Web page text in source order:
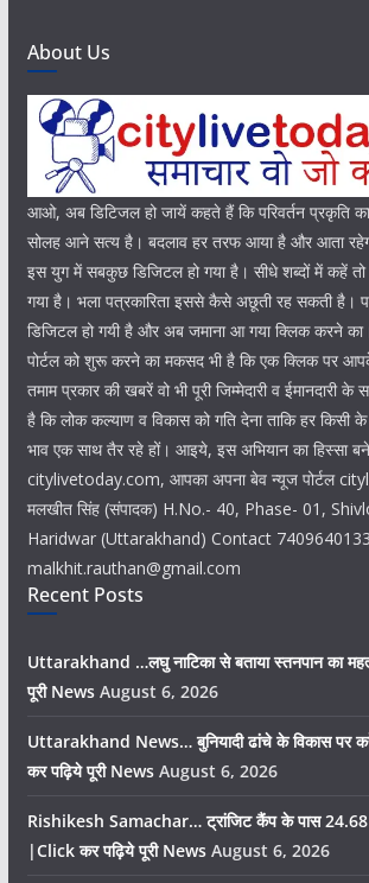
About Us
आओ, अब डिटिजल हो जायें कहते हैं कि परिवर्तन प्रकृति
सोलह आने सत्य है। बदलाव हर तरफ आया है और आता
इस युग में सबकुछ डिजिटल हो गया है। सीधे शब्दों में कहें तो
गया है। भला पत्रकारिता इससे कैसे अछूती रह सकती है।
डिजिटल हो गयी है और अब जमाना आ गया क्लिक करने
पोर्टल को शुरू करने का मकसद भी है कि एक क्लिक पर
तमाम प्रकार की खबरें वो भी पूरी जिम्मेदारी व ईमानदारी
है कि लोक कल्याण व विकास को गति देना ताकि हर
भाव एक साथ तैर रहे हों। आइये, इस अभियान का हिस्सा
citylivetoday.com, आपका अपना बेव न्यूज पोर्टल
मलखीत सिंह (संपादक) H.No.- 40, Phase- 01,
Haridwar (Uttarakhand) Contact 7409640133
malkhit.rauthan@gmail.com
Recent Posts
Uttarakhand …लघु नाटिका से बताया स्तनपान का
पूरी News August 6, 2026
Uttarakhand News… बुनियादी ढांचे के विकास पर
कर पढ़िये पूरी News August 6, 2026
Rishikesh Samachar… ट्रांजिट कैंप के पास
|Click कर पढ़िये पूरी News August 6, 2026